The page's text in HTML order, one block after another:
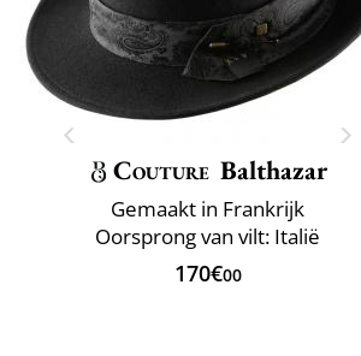
Couture Balthazar
Gemaakt in Frankrijk
Oorsprong van vilt: Italië
170€00